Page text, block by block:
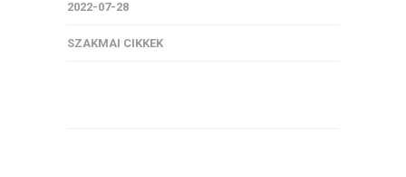
2022-07-28
SZAKMAI CIKKEK